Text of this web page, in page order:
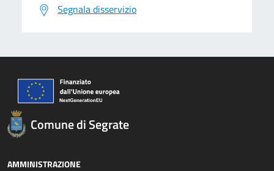
Segnala disservizio
Comune di Segrate
AMMINISTRAZIONE